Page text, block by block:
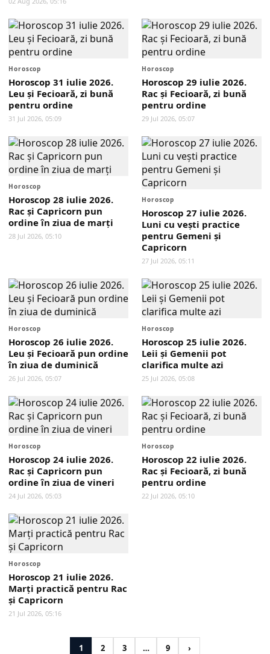
Horoscop
Horoscop 31 iulie 2026.
Leu și Fecioară, zi bună
pentru ordine
31 Jul 2026, 05:09
Horoscop
Horoscop 29 iulie 2026.
Rac și Fecioară, zi bună
pentru ordine
29 Jul 2026, 05:07
Horoscop
Horoscop 28 iulie 2026.
Rac și Capricorn pun
ordine în ziua de marți
28 Jul 2026, 05:10
Horoscop
Horoscop 27 iulie 2026.
Luni cu vești practice
pentru Gemeni și
Capricorn
27 Jul 2026, 05:11
Horoscop
Horoscop 26 iulie 2026.
Leu și Fecioară pun ordine
în ziua de duminică
26 Jul 2026, 05:07
Horoscop
Horoscop 25 iulie 2026.
Leii și Gemenii pot
clarifica multe azi
25 Jul 2026, 05:08
Horoscop
Horoscop 24 iulie 2026.
Rac și Capricorn pun
ordine în ziua de vineri
24 Jul 2026, 05:03
Horoscop
Horoscop 22 iulie 2026.
Rac și Fecioară, zi bună
pentru ordine
22 Jul 2026, 05:10
Horoscop
Horoscop 21 iulie 2026.
Marți practică pentru Rac
și Capricorn
21 Jul 2026, 05:16
1 2 3 … 9 ›